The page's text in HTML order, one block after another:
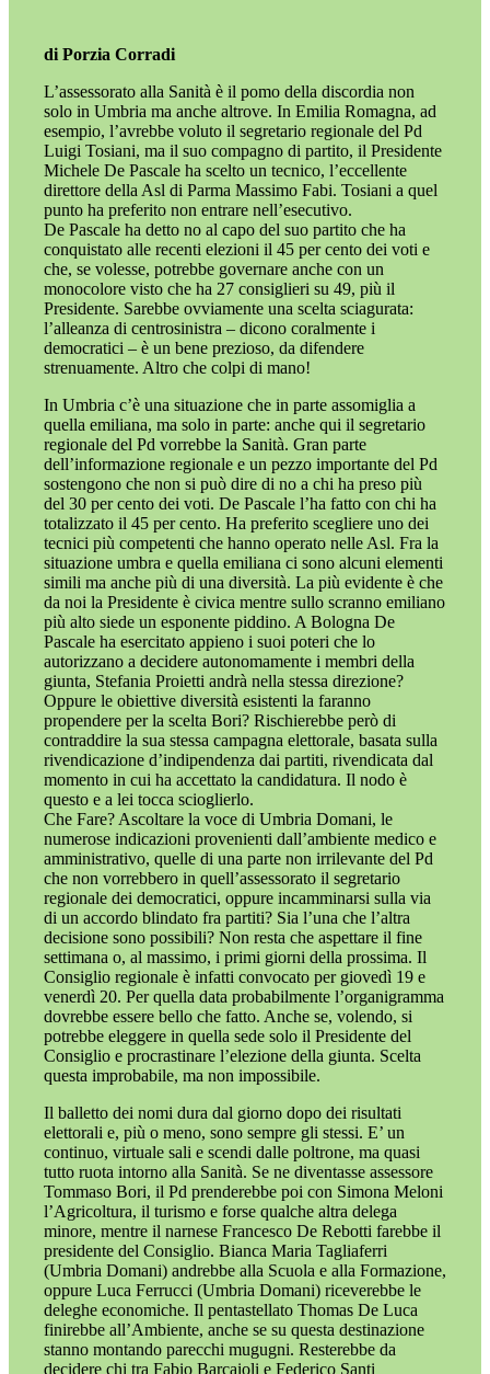
di Porzia Corradi
L’assessorato alla Sanità è il pomo della discordia non
solo in Umbria ma anche altrove. In Emilia Romagna, ad
esempio, l’avrebbe voluto il segretario regionale del Pd
Luigi Tosiani, ma il suo compagno di partito, il Presidente
Michele De Pascale ha scelto un tecnico, l’eccellente
direttore della Asl di Parma Massimo Fabi. Tosiani a quel
punto ha preferito non entrare nell’esecutivo.
De Pascale ha detto no al capo del suo partito che ha
conquistato alle recenti elezioni il 45 per cento dei voti e
che, se volesse, potrebbe governare anche con un
monocolore visto che ha 27 consiglieri su 49, più il
Presidente. Sarebbe ovviamente una scelta sciagurata:
l’alleanza di centrosinistra – dicono coralmente i
democratici – è un bene prezioso, da difendere
strenuamente. Altro che colpi di mano!
In Umbria c’è una situazione che in parte assomiglia a
quella emiliana, ma solo in parte: anche qui il segretario
regionale del Pd vorrebbe la Sanità. Gran parte
dell’informazione regionale e un pezzo importante del Pd
sostengono che non si può dire di no a chi ha preso più
del 30 per cento dei voti. De Pascale l’ha fatto con chi ha
totalizzato il 45 per cento. Ha preferito scegliere uno dei
tecnici più competenti che hanno operato nelle Asl. Fra la
situazione umbra e quella emiliana ci sono alcuni elementi
simili ma anche più di una diversità. La più evidente è che
da noi la Presidente è civica mentre sullo scranno emiliano
più alto siede un esponente piddino. A Bologna De
Pascale ha esercitato appieno i suoi poteri che lo
autorizzano a decidere autonomamente i membri della
giunta, Stefania Proietti andrà nella stessa direzione?
Oppure le obiettive diversità esistenti la faranno
propendere per la scelta Bori? Rischierebbe però di
contraddire la sua stessa campagna elettorale, basata sulla
rivendicazione d’indipendenza dai partiti, rivendicata dal
momento in cui ha accettato la candidatura. Il nodo è
questo e a lei tocca scioglierlo.
Che Fare? Ascoltare la voce di Umbria Domani, le
numerose indicazioni provenienti dall’ambiente medico e
amministrativo, quelle di una parte non irrilevante del Pd
che non vorrebbero in quell’assessorato il segretario
regionale dei democratici, oppure incamminarsi sulla via
di un accordo blindato fra partiti? Sia l’una che l’altra
decisione sono possibili? Non resta che aspettare il fine
settimana o, al massimo, i primi giorni della prossima. Il
Consiglio regionale è infatti convocato per giovedì 19 e
venerdì 20. Per quella data probabilmente l’organigramma
dovrebbe essere bello che fatto. Anche se, volendo, si
potrebbe eleggere in quella sede solo il Presidente del
Consiglio e procrastinare l’elezione della giunta. Scelta
questa improbabile, ma non impossibile.
Il balletto dei nomi dura dal giorno dopo dei risultati
elettorali e, più o meno, sono sempre gli stessi. E’ un
continuo, virtuale sali e scendi dalle poltrone, ma quasi
tutto ruota intorno alla Sanità. Se ne diventasse assessore
Tommaso Bori, il Pd prenderebbe poi con Simona Meloni
l’Agricoltura, il turismo e forse qualche altra delega
minore, mentre il narnese Francesco De Rebotti farebbe il
presidente del Consiglio. Bianca Maria Tagliaferri
(Umbria Domani) andrebbe alla Scuola e alla Formazione,
oppure Luca Ferrucci (Umbria Domani) riceverebbe le
deleghe economiche. Il pentastellato Thomas De Luca
finirebbe all’Ambiente, anche se su questa destinazione
stanno montando parecchi mugugni. Resterebbe da
decidere chi tra Fabio Barcaioli e Federico Santi